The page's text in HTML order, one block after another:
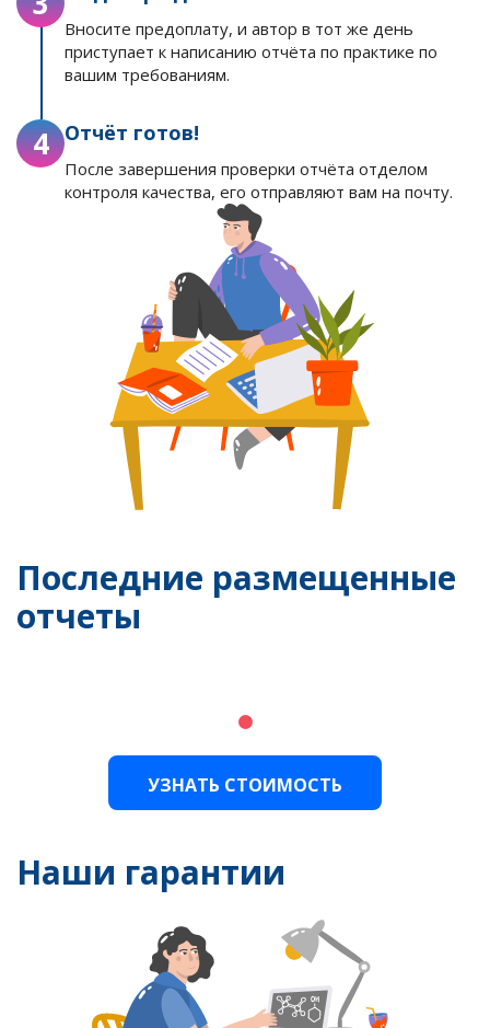
Вносите предоплату, и автор в тот же день
приступает к написанию отчёта по практике по
вашим требованиям.
4 Отчёт готов!
После завершения проверки отчёта отделом
контроля качества, его отправляют вам на почту.
Последние размещенные
отчеты
УЗНАТЬ СТОИМОСТЬ
Наши гарантии